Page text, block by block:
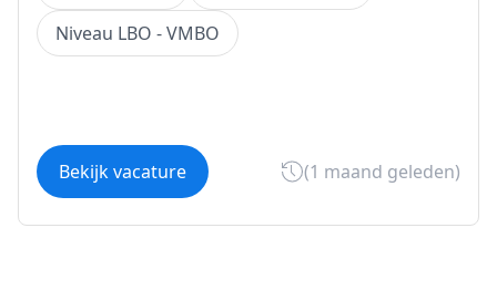
Niveau LBO - VMBO
Bekijk vacature (1 maand geleden)